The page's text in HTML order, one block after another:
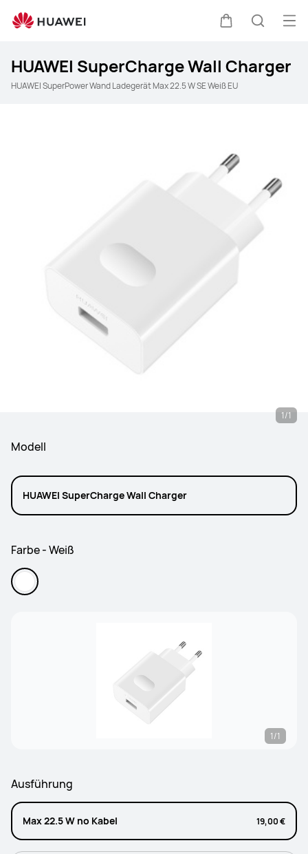
HUAWEI SuperCharge Wall Charger
HUAWEI SuperPower Wand Ladegerät Max 22.5 W SE Weiß EU
1/1
Modell
HUAWEI SuperCharge Wall Charger
Farbe - Weiß
1/1
Ausführung
Max 22.5 W no Kabel 19,00 €